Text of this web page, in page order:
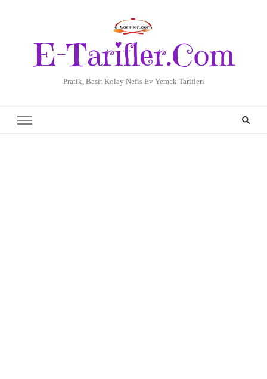
E-Tarifler.Com
Pratik, Basit Kolay Nefis Ev Yemek Tarifleri